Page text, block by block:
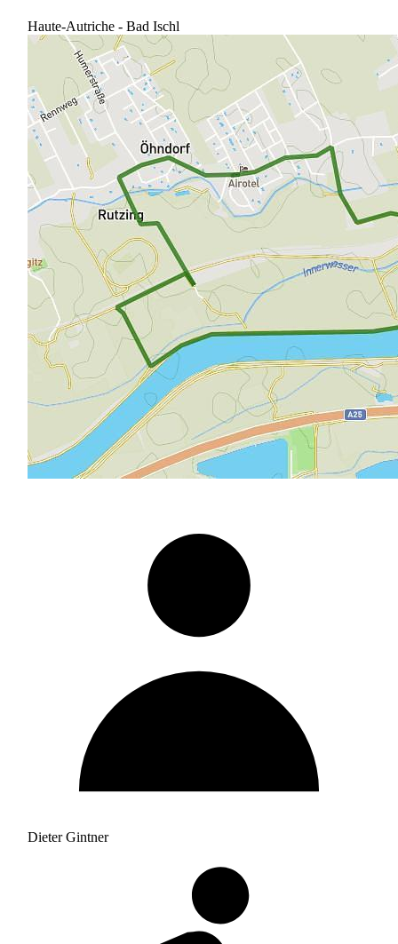
Haute-Autriche - Bad Ischl
Dieter Gintner